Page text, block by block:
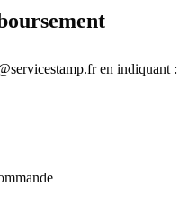
en indiquant :